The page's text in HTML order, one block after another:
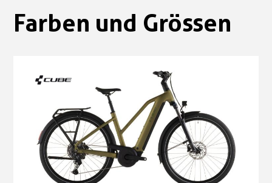
Farben und Grössen